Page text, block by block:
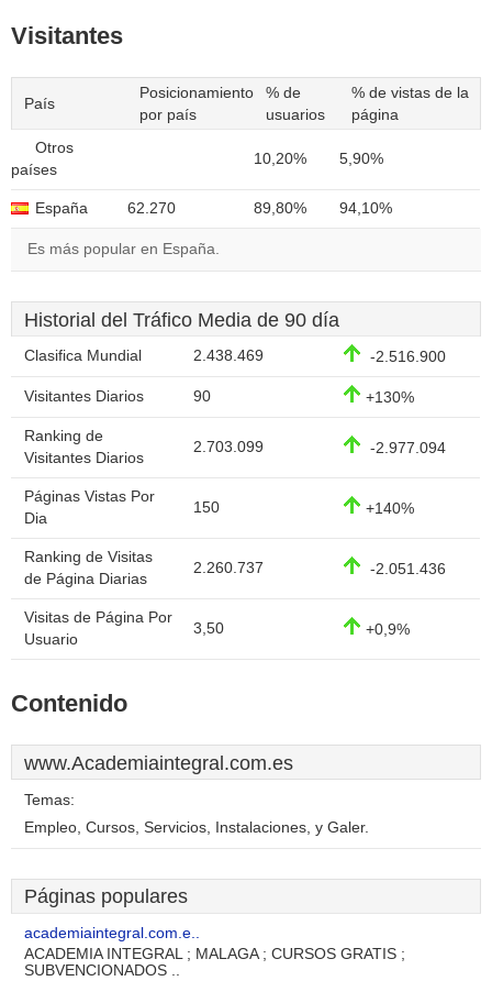
Visitantes
País
Posicionamiento
por país
% de
usuarios
% de vistas de la
página
Otros
países
10,20% 5,90%
España 62.270 89,80% 94,10%
Es más popular en España.
Historial del Tráfico Media de 90 día
Clasifica Mundial 2.438.469 -2.516.900
Visitantes Diarios 90 +130%
Ranking de
Visitantes Diarios
2.703.099 -2.977.094
Páginas Vistas Por
Dia
150 +140%
Ranking de Visitas
de Página Diarias
2.260.737 -2.051.436
Visitas de Página Por
Usuario
3,50 +0,9%
Contenido
www.Academiaintegral.com.es
Temas:
Empleo, Cursos, Servicios, Instalaciones, y Galer.
Páginas populares
academiaintegral.com.e..
ACADEMIA INTEGRAL ; MALAGA ; CURSOS GRATIS ;
SUBVENCIONADOS ..